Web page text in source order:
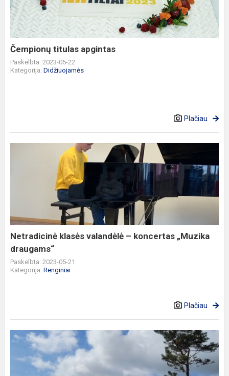
Čempionų titulas apgintas
Paskelbta: 2023-05-22
Kategorija: Didžiuojamės
Plačiau
draugams“
Netradicinė klasės valandėlė – koncertas „Muzika
draugams“
Paskelbta: 2023-05-21
Kategorija: Renginiai
Plačiau
„Žvaigždučių
šventė“